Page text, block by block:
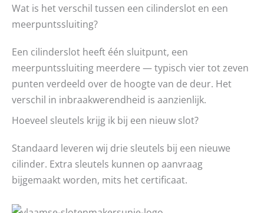
Wat is het verschil tussen een cilinderslot en een
meerpuntssluiting?
Een cilinderslot heeft één sluitpunt, een
meerpuntssluiting meerdere — typisch vier tot zeven
punten verdeeld over de hoogte van de deur. Het
verschil in inbraakwerendheid is aanzienlijk.
Hoeveel sleutels krijg ik bij een nieuw slot?
Standaard leveren wij drie sleutels bij een nieuwe
cilinder. Extra sleutels kunnen op aanvraag
bijgemaakt worden, mits het certificaat.